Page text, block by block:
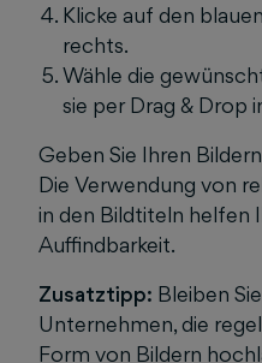
Klicke auf den
rechts.
Wähle die
sie per Drag & Drop
Geben Sie Ihren
Die Verwendung von
in den Bildtiteln helfen
Auffindbarkeit.
Zusatztipp: Bleiben
Unternehmen, die
Form von Bildern